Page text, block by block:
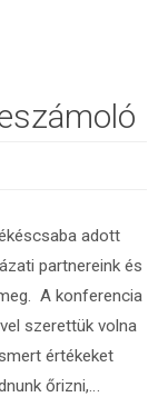
adott
partnereink és
A konferencia
szerettük volna
értékeket
őrizni,…